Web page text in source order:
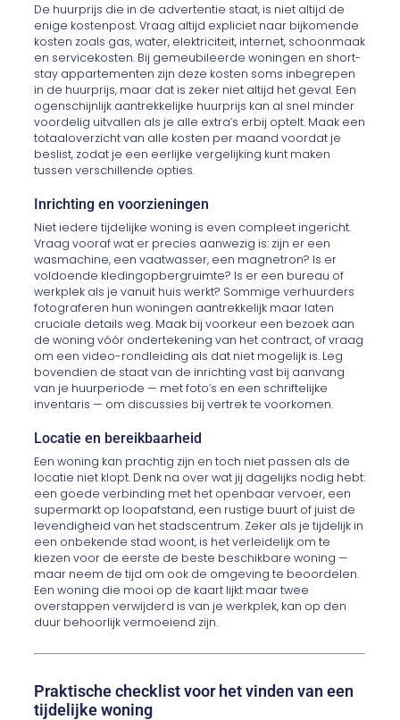
De huurprijs die in de advertentie staat, is niet altijd de
enige kostenpost. Vraag altijd expliciet naar bijkomende
kosten zoals gas, water, elektriciteit, internet, schoonmaak
en servicekosten. Bij gemeubileerde woningen en short-
stay appartementen zijn deze kosten soms inbegrepen
in de huurprijs, maar dat is zeker niet altijd het geval. Een
ogenschijnlijk aantrekkelijke huurprijs kan al snel minder
voordelig uitvallen als je alle extra’s erbij optelt. Maak een
totaaloverzicht van alle kosten per maand voordat je
beslist, zodat je een eerlijke vergelijking kunt maken
tussen verschillende opties.
Inrichting en voorzieningen
Niet iedere tijdelijke woning is even compleet ingericht.
Vraag vooraf wat er precies aanwezig is: zijn er een
wasmachine, een vaatwasser, een magnetron? Is er
voldoende kledingopbergruimte? Is er een bureau of
werkplek als je vanuit huis werkt? Sommige verhuurders
fotograferen hun woningen aantrekkelijk maar laten
cruciale details weg. Maak bij voorkeur een bezoek aan
de woning vóór ondertekening van het contract, of vraag
om een video-rondleiding als dat niet mogelijk is. Leg
bovendien de staat van de inrichting vast bij aanvang
van je huurperiode — met foto’s en een schriftelijke
inventaris — om discussies bij vertrek te voorkomen.
Locatie en bereikbaarheid
Een woning kan prachtig zijn en toch niet passen als de
locatie niet klopt. Denk na over wat jij dagelijks nodig hebt:
een goede verbinding met het openbaar vervoer, een
supermarkt op loopafstand, een rustige buurt of juist de
levendigheid van het stadscentrum. Zeker als je tijdelijk in
een onbekende stad woont, is het verleidelijk om te
kiezen voor de eerste de beste beschikbare woning —
maar neem de tijd om ook de omgeving te beoordelen.
Een woning die mooi op de kaart lijkt maar twee
overstappen verwijderd is van je werkplek, kan op den
duur behoorlijk vermoeiend zijn.
Praktische checklist voor het vinden van een
tijdelijke woning